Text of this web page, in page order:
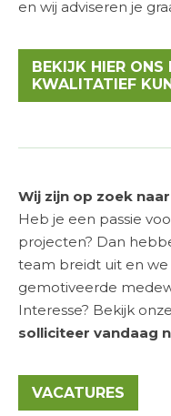
en wij adviseren je
BEKIJK HIER
KWALITATIEF
Wij zijn op zoek
Heb je een passie
projecten? Dan
team breidt uit en
gemotiveerde
Interesse? Bekijk
solliciteer vandaag
VACATURES